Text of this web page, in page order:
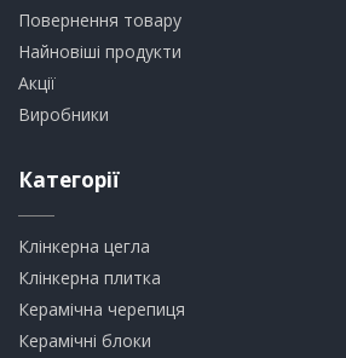
Повернення товару
Найновіші продукти
Акції
Виробники
Категорії
Клінкерна цегла
​Клінкерна плитка
​Керамічна черепиця
​Керамічні блоки